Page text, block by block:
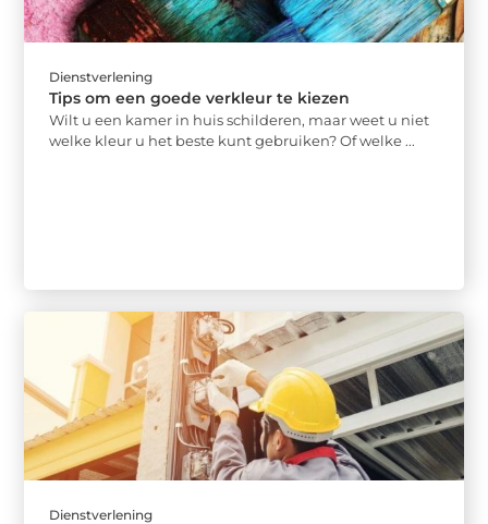
Dienstverlening
Tips om een goede verkleur te kiezen
Wilt u een kamer in huis schilderen, maar weet u niet
welke kleur u het beste kunt gebruiken? Of welke ...
Dienstverlening